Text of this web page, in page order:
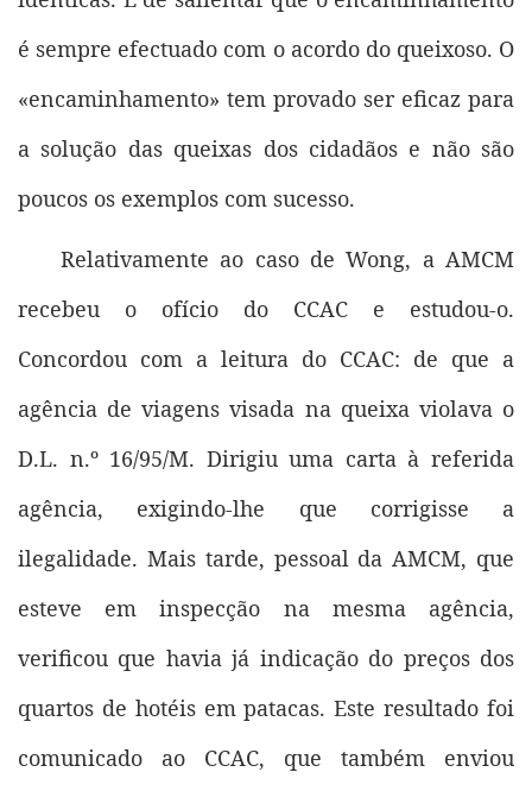
é sempre efectuado com o acordo do queixoso. O
«encaminhamento» tem provado ser eficaz para
a solução das queixas dos cidadãos e não são
poucos os exemplos com sucesso.
Relativamente ao caso de Wong, a AMCM
recebeu o ofício do CCAC e estudou-o.
Concordou com a leitura do CCAC: de que a
agência de viagens visada na queixa violava o
D.L. n.º 16/95/M. Dirigiu uma carta à referida
agência, exigindo-lhe que corrigisse a
ilegalidade. Mais tarde, pessoal da AMCM, que
esteve em inspecção na mesma agência,
verificou que havia já indicação do preços dos
quartos de hotéis em patacas. Este resultado foi
comunicado ao CCAC, que também enviou